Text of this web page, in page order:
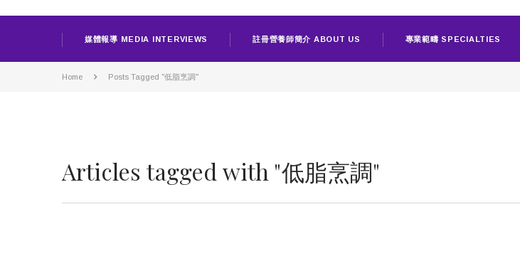
媒體報導 MEDIA INTERVIEWS 註冊營養師簡介 ABOUT US 專業範疇 SPECIALTIES
Home Posts Tagged "低脂烹調"
Articles tagged with "低脂烹調"